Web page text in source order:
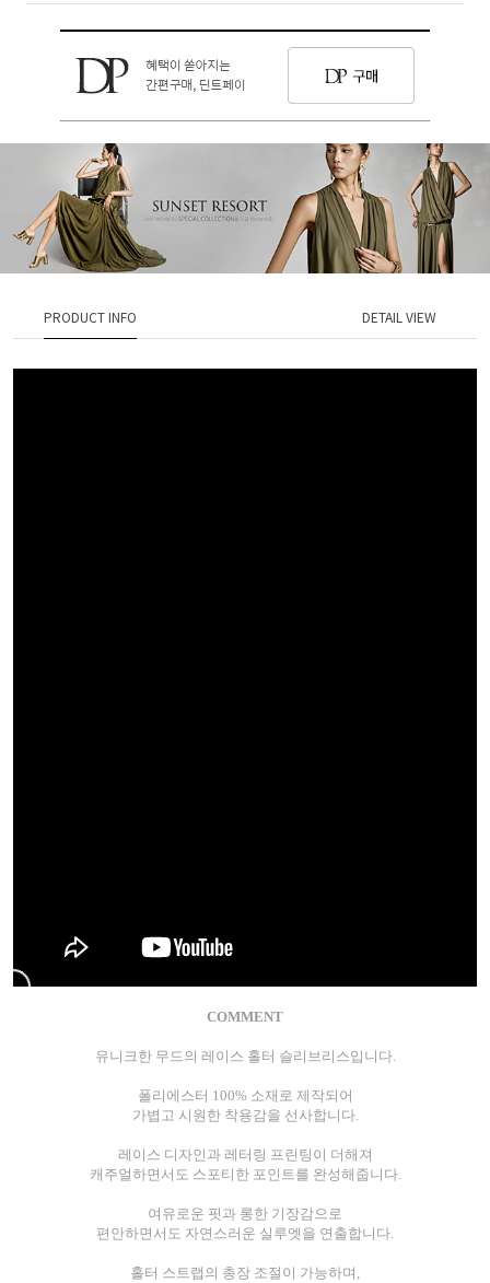
PRODUCT INFO DETAIL VIEW
COMMENT
유니크한 무드의 레이스 홀터 슬리브리스입니다.
폴리에스터 100% 소재로 제작되어
가볍고 시원한 착용감을 선사합니다.
레이스 디자인과 레터링 프린팅이 더해져
캐주얼하면서도 스포티한 포인트를 완성해줍니다.
여유로운 핏과 롱한 기장감으로
편안하면서도 자연스러운 실루엣을 연출합니다.
홀터 스트랩의 총장 조절이 가능하며,